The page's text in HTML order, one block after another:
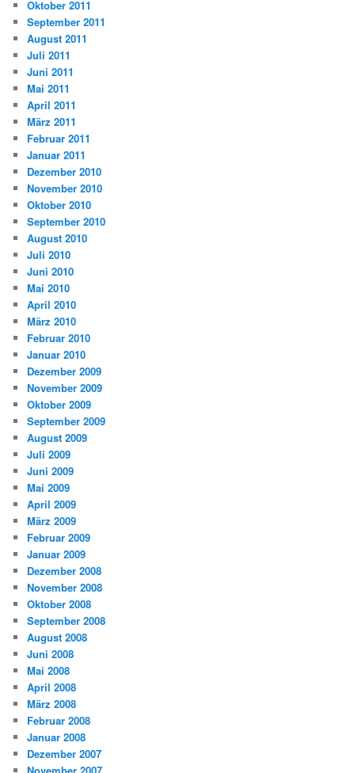
Oktober 2011
September 2011
August 2011
Juli 2011
Juni 2011
Mai 2011
April 2011
März 2011
Februar 2011
Januar 2011
Dezember 2010
November 2010
Oktober 2010
September 2010
August 2010
Juli 2010
Juni 2010
Mai 2010
April 2010
März 2010
Februar 2010
Januar 2010
Dezember 2009
November 2009
Oktober 2009
September 2009
August 2009
Juli 2009
Juni 2009
Mai 2009
April 2009
März 2009
Februar 2009
Januar 2009
Dezember 2008
November 2008
Oktober 2008
September 2008
August 2008
Juni 2008
Mai 2008
April 2008
März 2008
Februar 2008
Januar 2008
Dezember 2007